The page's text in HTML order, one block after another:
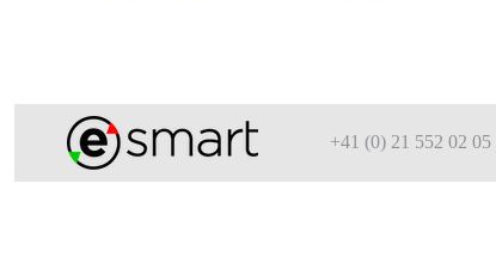
+41 (0) 21 552 02